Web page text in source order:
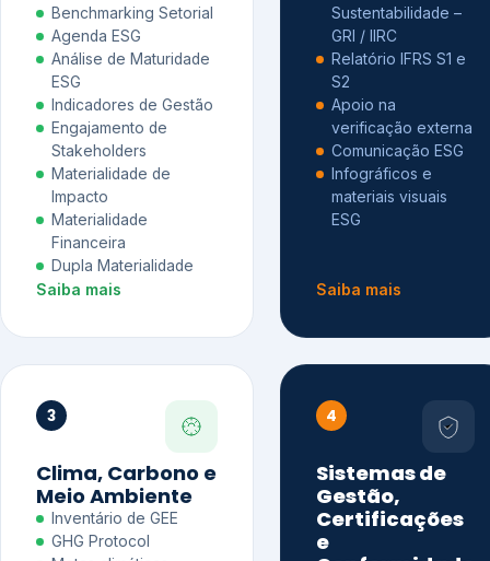
Benchmarking Setorial
Agenda ESG
Análise de Maturidade
ESG
Indicadores de Gestão
Engajamento de
Stakeholders
Materialidade de
Impacto
Materialidade
Financeira
Dupla Materialidade
Saiba mais
Sustentabilidade –
GRI / IIRC
Relatório IFRS S1 e
S2
Apoio na
verificação externa
Comunicação ESG
Infográficos e
materiais visuais
ESG
Saiba mais
3
Clima, Carbono e
Meio Ambiente
Inventário de GEE
GHG Protocol
4
Sistemas de
Gestão,
Certificações
e